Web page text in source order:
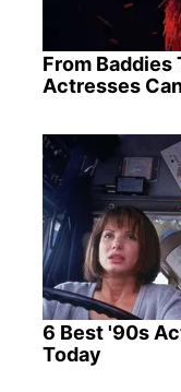
From Baddies
Actresses
6 Best '90s
Today